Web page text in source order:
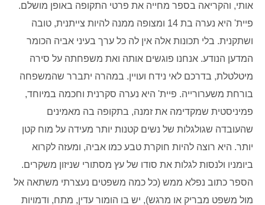
אותי, והקריאה בספר מחייה את פרטי התקופה באופן מושלם.
פיית' היא נערה בת 14 ומצופה ממנה להיות צייתנית, טובה
ושתקנית. בלי תכונות אלה אין לה כל ערך בעיני אביה הכומר
המדען הנודע. אנחנו פוגשים אותה ואת משפחתה על סירה
מיטלטלת, בדרכם לאי נידח ועויין. במהרה יתברר שהמשפחה
בורחת משערורייה. פיית' היא נערה סקרנית וחכמה במיוחד,
פמיניסטית שמקדימה את זמנה, בתקופה בה מאמינים
שהעובדה שגולגלות של נשים קטנות יותר מעידה על מוח קטן
יותר. היא רוצה להיות חוקרת טבע כמו אביה, ומעזה לקרוא
ביומניו ולנסות לגלות את סודו של עץ מסתורי שניזון משקרים.
הספר כתוב נפלא ממש (כל כמה משפטים נעצרתי משתאה אל
מול משפט מבריק או מרגש), יש בו הומור עדין, מתח, ודמויות